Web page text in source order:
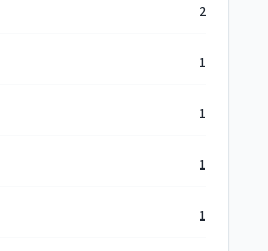
2
1
1
1
1